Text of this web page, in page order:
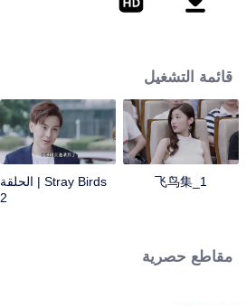
قائمة التشغيل
飞鸟集_1
Stray Birds | الحلقة
2
مقاطع حصرية